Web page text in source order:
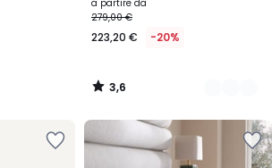
a partire da
279,00 €
223,20 € -20%
3,6
/